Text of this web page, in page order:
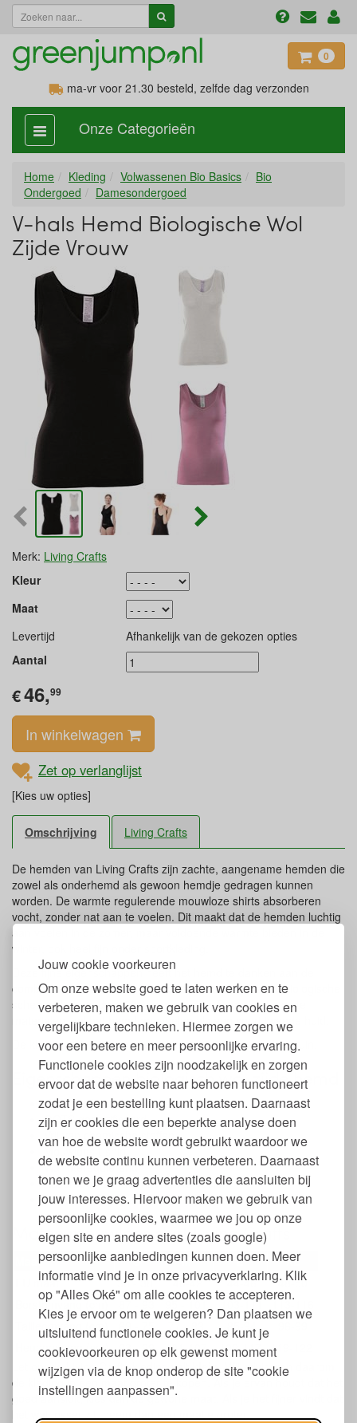
Jouw cookie voorkeuren
Om onze website goed te laten werken en te
verbeteren, maken we gebruik van cookies en
vergelijkbare technieken. Hiermee zorgen we
voor een betere en meer persoonlijke ervaring.
Functionele cookies zijn noodzakelijk en zorgen
ervoor dat de website naar behoren functioneert
zodat je een bestelling kunt plaatsen. Daarnaast
zijn er cookies die een beperkte analyse doen
van hoe de website wordt gebruikt waardoor we
de website continu kunnen verbeteren. Daarnaast
tonen we je graag advertenties die aansluiten bij
jouw interesses. Hiervoor maken we gebruik van
persoonlijke cookies, waarmee we jou op onze
eigen site en andere sites (zoals google)
persoonlijke aanbiedingen kunnen doen. Meer
informatie vind je in onze privacyverklaring. Klik
op "Alles Oké" om alle cookies te accepteren.
Kies je ervoor om te weigeren? Dan plaatsen we
uitsluitend functionele cookies. Je kunt je
cookievoorkeuren op elk gewenst moment
wijzigen via de knop onderop de site "cookie
instellingen aanpassen".
0
ma-vr voor 21.30 besteld, zelfde dag verzonden
categorie
aan,
Onze Categorieën
Home Kleding Volwassenen Bio Basics
Bio
Ondergoed
Damesondergoed
V-hals Hemd Biologische Wol
Zijde Vrouw
Merk: Living Crafts
Kleur
Maat
Levertijd
Afhankelijk van de gekozen opties
Aantal
€46,99
In winkelwagen
Zet op verlanglijst
[Kies uw opties]
Omschrijving Living Crafts
De hemden van Living Crafts zijn zachte, aangename hemden die
zowel als onderhemd als gewoon hemdje gedragen kunnen
worden. De warmte regulerende mouwloze shirts absorberen
vocht, zonder nat aan te voelen. Dit maakt dat de hemden luchtig
aan voelen in de zomer, maar voldoende warmte bieden in de
winter, ook heel fijn onder sportkleding.
Deze fijne eigenschappen heeft het hemd te danken aan de
combinatie wol-zijde: 70% van de hemden bestaat uit biologische
scheerwol, de andere 30% is puur zijde. Door deze zachte
materialen, zal het hemd aanvoelen als een soort tweede huid.
De kleur donkergrijs neigt een klein beetje naar donkerbruin.
Eigenschappen biologisch wol zijde hemd
Van 70% bio scheerwol en 30% zijde
GOTS gecertificeerd
Vrij van chemische stoffen
Mouwloos t-shirt
Warmteregulerend
Absorbeert zonder nat aan te voelen
Wassen op 30 graden wolwasprogramma
Maten mouwloos shirt Living Crafts
Maat S M L
XL
EU maat
36 - 38 40-42 44-46
48-50
Borstomvang (cm)
87 - 93 95 - 101 103-111
113-116
Tailleomvang (cm)
69 - 75 77 - 83 85-94
Heupomvang (cm) 93 - 99 101-107 109-117 119-122
Let op: de Living Crafts kleding valtklein. Wij adviseren daarom
de kleding in een maat groter te kopen. Als je ervan houdt dat het
goed aansluit, kies dan de gewone maat. Als je het fijner vindt dat
het wat losser zit, neem dan een maatje groter.